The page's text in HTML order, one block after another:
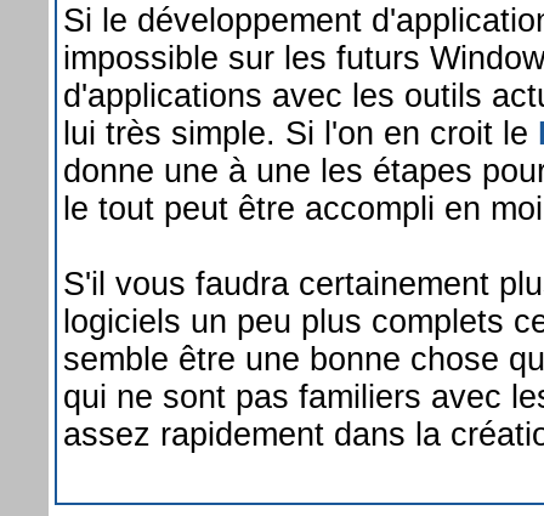
Si le développement
impossible sur les futurs
d'applications avec les outils
lui très simple. Si l'on en croit le
donne une à une les étapes
le tout peut être accompli en
S'il vous faudra certainement
logiciels un peu plus complets
semble être une bonne chose
qui ne sont pas familiers avec
assez rapidement dans la